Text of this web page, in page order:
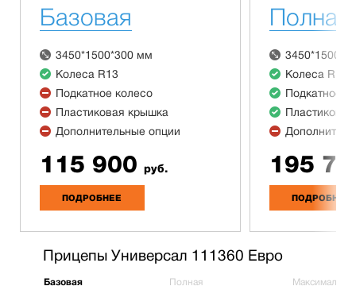
Базовая
3450*1500*300 мм
Колеса R13
Подкатное колесо
Пластиковая крышка
Дополнительные опции
115 900 руб.
ПОДРОБНЕЕ
Полная
Колеса R13
Подкатное
195
ПОДРОБНЕЕ
Прицепы Универсал 111360 Евро
Базовая Полная Максимальная